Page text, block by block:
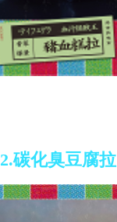
2.碳化臭豆腐拉